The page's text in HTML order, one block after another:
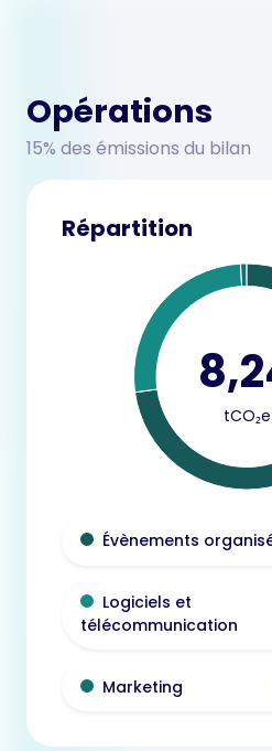
Opérations
15% des émissions du bilan
Répartition
tCO₂e
Évènements
Logiciels et
télécommunication
Marketing